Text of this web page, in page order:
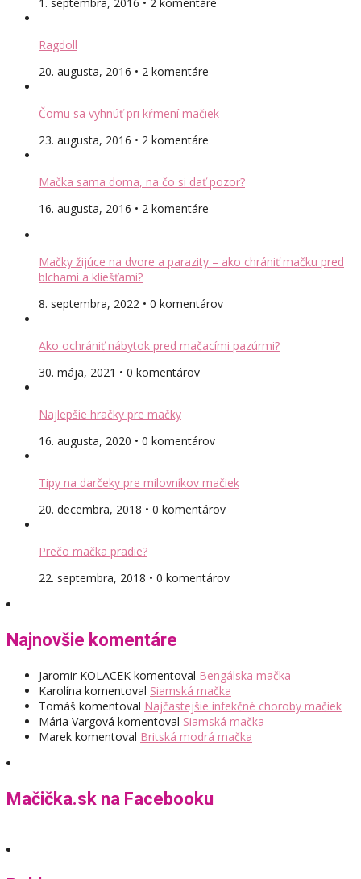
Ragdoll
20. augusta, 2016 • 2 komentáre
Čomu sa vyhnúť pri kŕmení mačiek
23. augusta, 2016 • 2 komentáre
Mačka sama doma, na čo si dať pozor?
16. augusta, 2016 • 2 komentáre
Mačky žijúce na dvore a parazity – ako chrániť mačku pred
blchami a kliešťami?
8. septembra, 2022 • 0 komentárov
Ako ochrániť nábytok pred mačacími pazúrmi?
30. mája, 2021 • 0 komentárov
Najlepšie hračky pre mačky
16. augusta, 2020 • 0 komentárov
Tipy na darčeky pre milovníkov mačiek
20. decembra, 2018 • 0 komentárov
Prečo mačka pradie?
22. septembra, 2018 • 0 komentárov
Najnovšie komentáre
Jaromir KOLACEK komentoval Bengálska mačka
Karolína komentoval Siamská mačka
Tomáš komentoval Najčastejšie infekčné choroby mačiek
Mária Vargová komentoval Siamská mačka
Marek komentoval Britská modrá mačka
Mačička.sk na Facebooku